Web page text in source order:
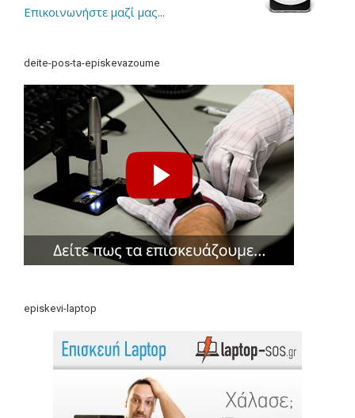
Επικοινωνήστε μαζί μας...
deite-pos-ta-episkevazoume
episkevi-laptop